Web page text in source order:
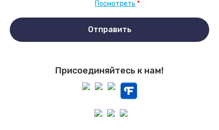
Присоединяйтесь к нам!
Посмотреть *
Отправить